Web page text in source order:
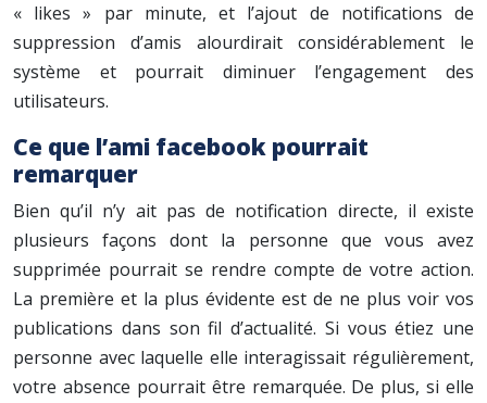
« likes » par minute, et l’ajout de notifications de
suppression d’amis alourdirait considérablement le
système et pourrait diminuer l’engagement des
utilisateurs.
Ce que l’ami facebook pourrait
remarquer
Bien qu’il n’y ait pas de notification directe, il existe
plusieurs façons dont la personne que vous avez
supprimée pourrait se rendre compte de votre action.
La première et la plus évidente est de ne plus voir vos
publications dans son fil d’actualité. Si vous étiez une
personne avec laquelle elle interagissait régulièrement,
votre absence pourrait être remarquée. De plus, si elle